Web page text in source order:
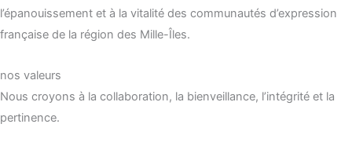
l’épanouissement et à la vitalité des communautés d’expression
française de la région des Mille-Îles.
nos valeurs
Nous croyons à la collaboration, la bienveillance, l’intégrité et la
pertinence.